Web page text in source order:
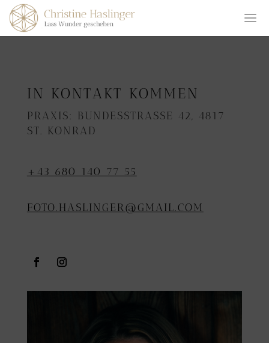
IN KONTAKT KOMMEN
PRAXIS: BUNDESSTRASSE 42, 4817 S
T. KONRAD
+43 680 140 77 55
FOTO.HASLINGER@GMAIL.COM